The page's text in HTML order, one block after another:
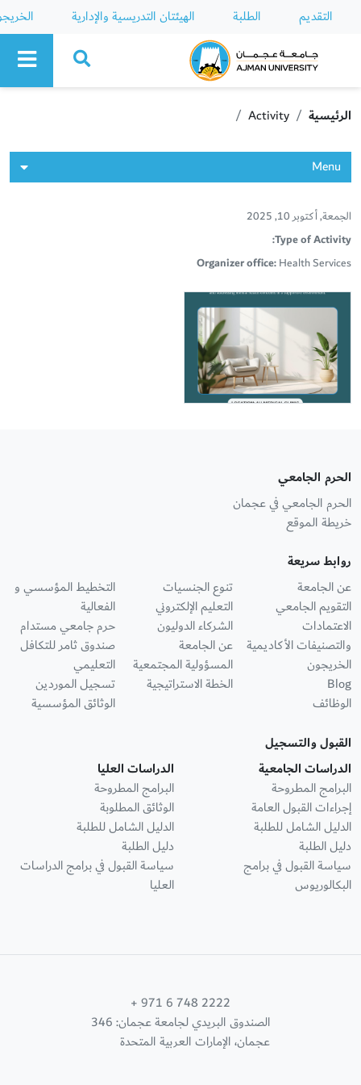
التقديم الطلبة الهيئتان التدريسية والإدارية
Ajman University
الرئيسية Activity
Menu
الجمعة, أكتوبر 10, 2025
Type of Activity:
Organizer office:Health Services
الحرم الجامعي
الحرم الجامعي في عجمان
خريطة الموقع
روابط سريعة
عن الجامعة
التقويم الجامعي
الاعتمادات
والتصنيفات الأكاديمية
الخريجون
Blog
الوظائف
تنوع الجنسيات
التعليم الإلكتروني
الشركاء الدوليون
عن الجامعة
المسؤولية المجتمعية
الخطة الاستراتيجية
التخطيط المؤسسي و
الفعالية
حرم جامعي مستدام
صندوق ثامر للتكافل
التعليمي
تسجيل الموردين
الوثائق المؤسسية
القبول والتسجيل
الدراسات الجامعية
البرامج المطروحة
إجراءات القبول العامة
الدليل الشامل للطلبة
دليل الطلبة
سياسة القبول في برامج
البكالوريوس
الدراسات العليا
البرامج المطروحة
الوثائق المطلوبة
الدليل الشامل للطلبة
دليل الطلبة
سياسة القبول في برامج الدراسات
العليا
+ 971 6 748 2222
الصندوق البريدي لجامعة عجمان: 346
عجمان، الإمارات العربية المتحدة